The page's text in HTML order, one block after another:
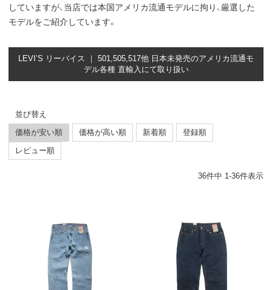
していますが、当店では本国アメリカ流通モデルに拘り、厳選した
モデルをご紹介しています。
LEVI’S リーバイス ｜ 501,505,517他 日本未発売のアメリカ流通モ
デル各種 直輸入にて取り扱い
並び替え
価格が安い順
価格が高い順 新着順
登録順
レビュー順
36件中 1-36件表示